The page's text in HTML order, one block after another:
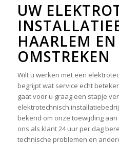
UW
HAARLEM EN
OMSTREKEN
Wilt u werken met een
begrijpt wat service echt
gaat voor u graag een stapje
elektrotechnisch
bekend om onze toewijding
ons als klant 24 uur per dag
technische problemen en